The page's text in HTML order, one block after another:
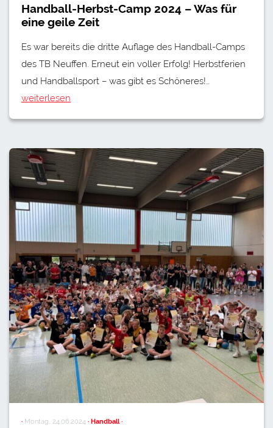
Handball-Herbst-Camp 2024 – Was für
eine geile Zeit
Es war bereits die dritte Auflage des Handball-Camps
des TB Neuffen. Erneut ein voller Erfolg! Herbstferien
und Handballsport – was gibt es Schöneres!…
weiterlesen
· Montag, 24.06.2024 · Handball ·